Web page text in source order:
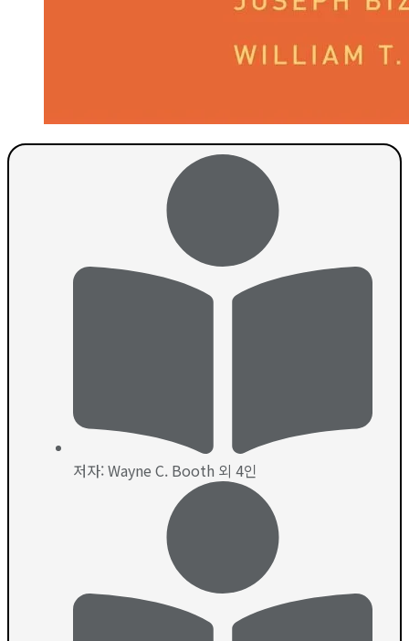
저자: Wayne C. Booth 외 4인